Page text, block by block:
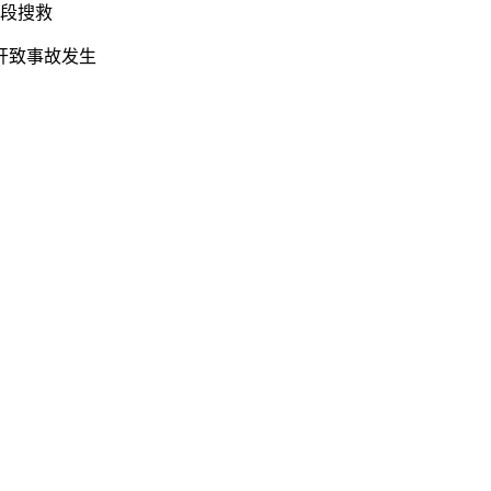
搜救
致事故发生